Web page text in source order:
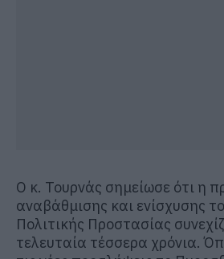
Ο κ. Τουρνάς σημείωσε ότι η
αναβάθμισης και ενίσχυσης
Πολιτικής Προστασίας
τελευταία τέσσερα χρόνια.